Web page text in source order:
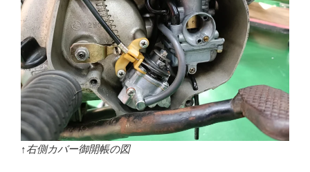
↑右側カバー御開帳の図